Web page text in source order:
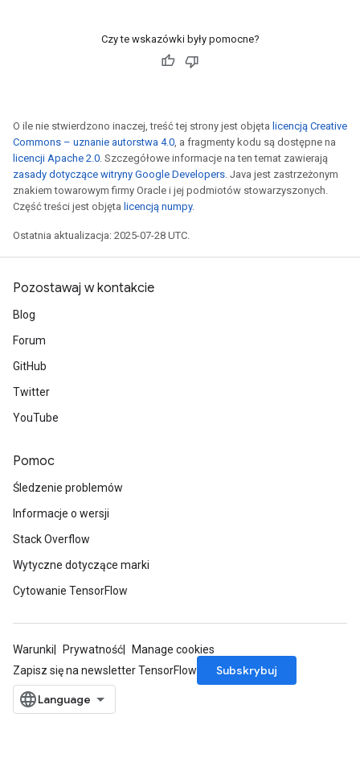
Czy te wskazówki były pomocne?
O ile nie stwierdzono inaczej, treść tej strony jest objęta licencją Creative
Commons – uznanie autorstwa 4.0, a fragmenty kodu są dostępne na
licencji Apache 2.0. Szczegółowe informacje na ten temat zawierają
zasady dotyczące witryny Google Developers. Java jest zastrzeżonym
znakiem towarowym firmy Oracle i jej podmiotów stowarzyszonych.
Część treści jest objęta licencją numpy.
Ostatnia aktualizacja: 2025-07-28 UTC.
Pozostawaj w kontakcie
Blog
Forum
GitHub
Twitter
YouTube
Pomoc
Śledzenie problemów
Informacje o wersji
Stack Overflow
Wytyczne dotyczące marki
Cytowanie TensorFlow
Warunki Prywatność
Manage cookies
Zapisz się na newsletter TensorFlow
Subskrybuj